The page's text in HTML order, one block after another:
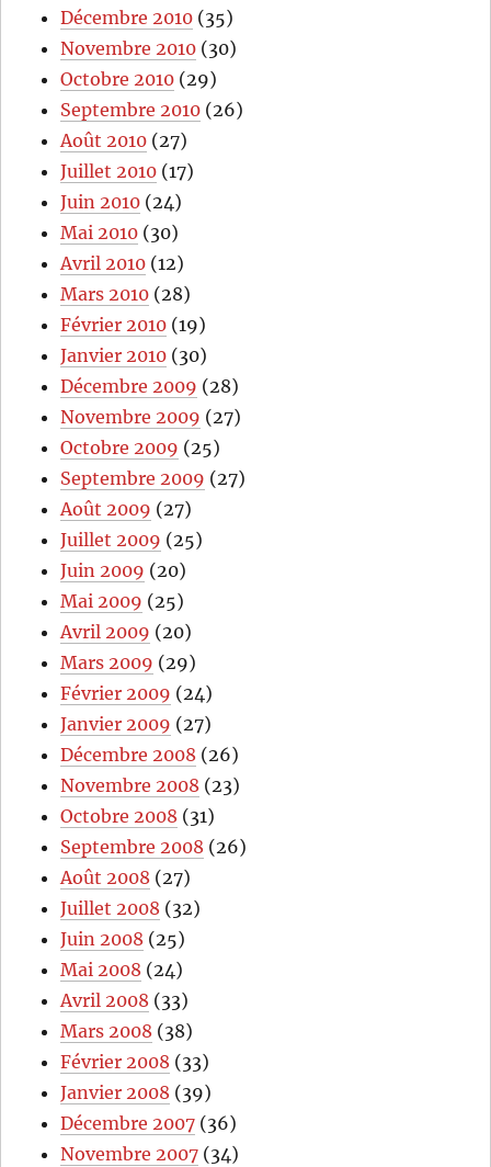
Décembre 2010 (35)
Novembre 2010 (30)
Octobre 2010 (29)
Septembre 2010 (26)
Août 2010 (27)
Juillet 2010 (17)
Juin 2010 (24)
Mai 2010 (30)
Avril 2010 (12)
Mars 2010 (28)
Février 2010 (19)
Janvier 2010 (30)
Décembre 2009 (28)
Novembre 2009 (27)
Octobre 2009 (25)
Septembre 2009 (27)
Août 2009 (27)
Juillet 2009 (25)
Juin 2009 (20)
Mai 2009 (25)
Avril 2009 (20)
Mars 2009 (29)
Février 2009 (24)
Janvier 2009 (27)
Décembre 2008 (26)
Novembre 2008 (23)
Octobre 2008 (31)
Septembre 2008 (26)
Août 2008 (27)
Juillet 2008 (32)
Juin 2008 (25)
Mai 2008 (24)
Avril 2008 (33)
Mars 2008 (38)
Février 2008 (33)
Janvier 2008 (39)
Décembre 2007 (36)
Novembre 2007 (34)